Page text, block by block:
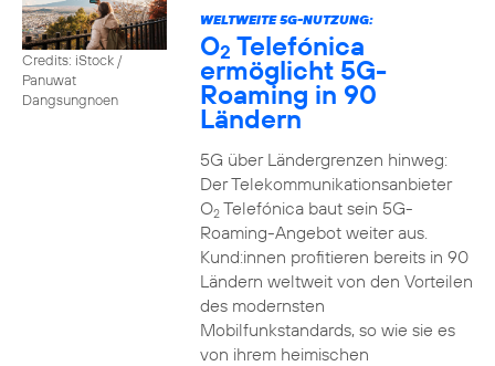
Credits: iStock /
Panuwat
Dangsungnoen
WELTWEITE 5G-NUTZUNG:
O2 Telefónica
ermöglicht 5G-
Roaming in 90
Ländern
5G über Ländergrenzen hinweg:
Der Telekommunikationsanbieter
O2Telefónica baut sein 5G-
Roaming-Angebot weiter aus.
Kund:innen profitieren bereits in 90
Ländern weltweit von den Vorteilen
des modernsten
Mobilfunkstandards, so wie sie es
von ihrem heimischen